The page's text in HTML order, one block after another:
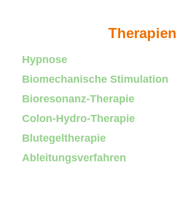
Therapien
Hypnose
Biomechanische Stimulation
Bioresonanz-Therapie
Colon-Hydro-Therapie
Blutegeltherapie
Ableitungsverfahren